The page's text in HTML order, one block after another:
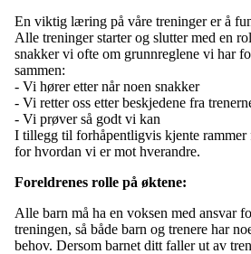
En viktig læring på våre treninger er å
Alle treninger starter og slutter med en
snakker vi ofte om grunnreglene vi har
sammen:
- Vi hører etter når noen snakker
- Vi retter oss etter beskjedene fra
- Vi prøver så godt vi kan
I tillegg til forhåpentligvis kjente rammer
for hvordan vi er mot hverandre.
Foreldrenes rolle på øktene:
Alle barn må ha en voksen med ansvar
treningen, så både barn og trenere har
behov. Dersom barnet ditt faller ut av